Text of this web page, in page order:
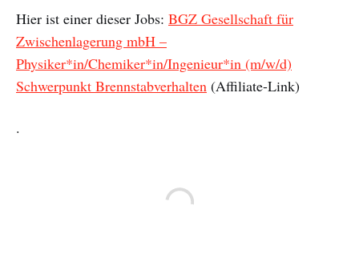
Hier ist einer dieser Jobs: BGZ Gesellschaft für
Zwischenlagerung mbH –
Physiker*in/Chemiker*in/Ingenieur*in (m/w/d)
Schwerpunkt Brennstabverhalten (Affiliate-Link)
.